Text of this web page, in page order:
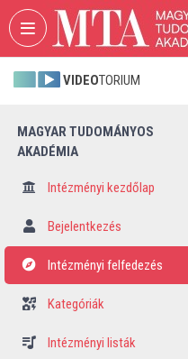
Fejléc kihagyása Menü kihagyása
VIDEOTORIUM
MAGYAR TUDOMÁNYOS
AKADÉMIA
Intézményi kezdőlap
Bejelentkezés
Intézményi felfedezés
Kategóriák
Intézményi listák